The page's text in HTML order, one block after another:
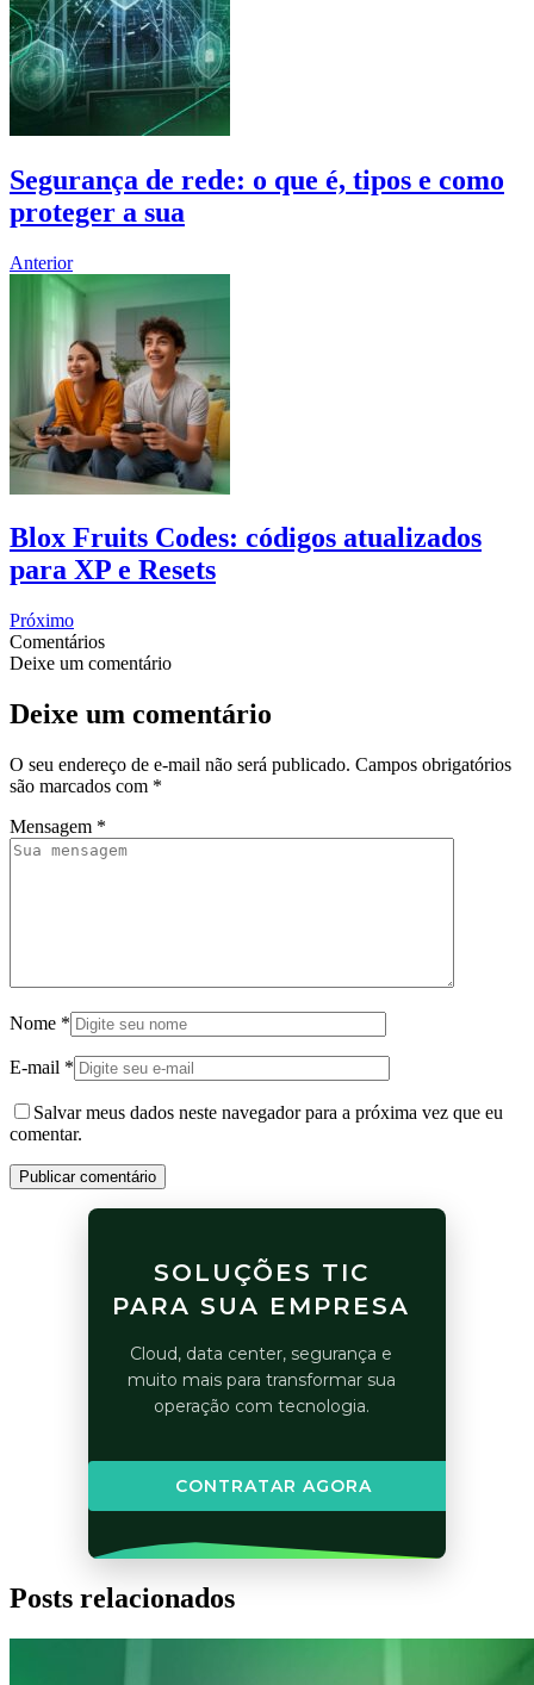
Segurança de rede: o que é, tipos e como
proteger a sua
Anterior
Blox Fruits Codes: códigos atualizados
para XP e Resets
Próximo
Comentários
Deixe um comentário
Deixe um comentário
O seu endereço de e-mail não será publicado. Campos obrigatórios
são marcados com *
Mensagem *
Nome *
E-mail *
Salvar meus dados neste navegador para a próxima vez que eu
comentar.
Publicar comentário
SOLUÇÕES TIC
PARA SUA EMPRESA
Cloud, data center, segurança e
muito mais para transformar sua
operação com tecnologia.
CONTRATAR AGORA
Posts relacionados